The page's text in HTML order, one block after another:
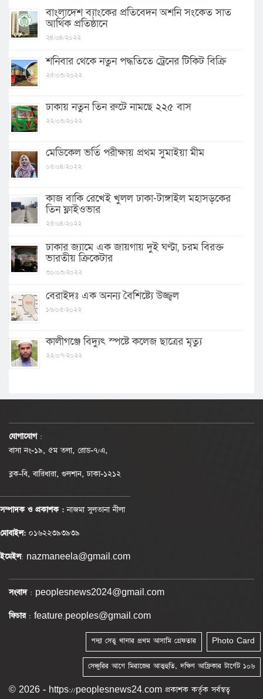
বাংলাদেশ ব্যাংকের প্রতিবেদন অশনি সংকেত সাত
আর্থিক প্রতিষ্ঠানে
২৪/০৪/২০২২
শনিবার থেকে নতুন পদ্ধতিতে ট্রেনের টিকিট বিক্রি
২৫/০৩/২০২২
ঢাকায় নতুন তিন রুটে নামছে ২২৫ বাস
২২/০৩/২০২২
মেডিকেল ভর্তি পরীক্ষায় প্রথম সুমাইয়া মীম
০৫/০৪/২০২২
কাজ বাকি রেখেই খুলল ঢাকা-টাঙ্গাইল মহাসড়কের
তিন ফ্লাইওভার
২৫/০৪/২০২২
ঢাকার জ্যামে এক জায়গায় দুই ঘণ্টা, চরম বিরক্ত
ভারতীয় ক্রিকেটার
৩০/০৩/২০২২
বেরাইদঃ এক অনন্য বৈশিষ্ট্যে উজ্জ্বল
১৬/০৫/২০২২
কালীগঞ্জে বিদ্যুৎ স্পষ্টে কলেজ ছাত্রের মৃত্যু
২২/০৭/২০২২
যোগাযোগ :
বাসা নং-১৯, ৫ম তলা, রোড-৭/এ,
ব্লক-বি, বারিধারা, গুলশান, ঢাকা-১২১২
সম্পাদক ও প্রকাশক :নাজমা সুলতানা নীলা
মোবাইল: ০১৬২২৩৯৩৯৩৯
ইমেইল: nazmaneela@gmail.com
সংবাদ: peoplesnews2024@gmail.com
ফিচার: feature.peoples@gmail.com
Photo Card
পদ্মা সেতু থানার প্রথম আসামি গ্রেফতার
সেঞ্চুরির আগে মিরাজের আত্মহুতি, দক্ষিণ আফ্রিকার টার্গেট ১০৬
© 2026 - https://peoplesnews24.com প্রকাশক কর্তৃক সর্বস্বত্ব